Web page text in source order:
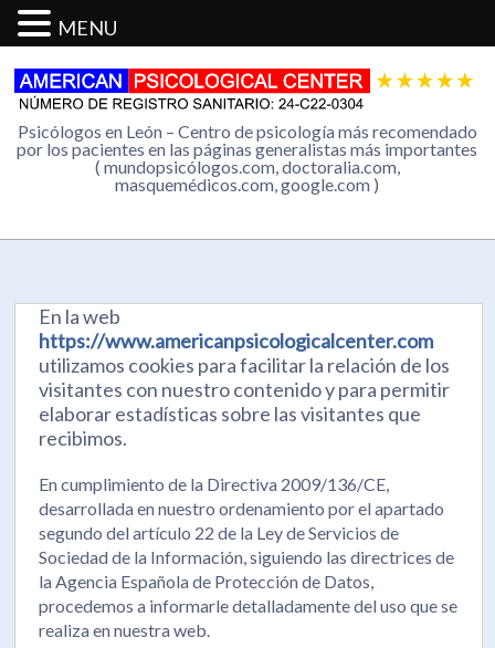
Psicólogos en León – Centro de psicología más recomendado
por los pacientes en las páginas generalistas más importantes
( mundopsicólogos.com, doctoralia.com,
masquemédicos.com, google.com )
En la web
https://www.americanpsicologicalcenter.com
utilizamos cookies para facilitar la relación de los
visitantes con nuestro contenido y para permitir
elaborar estadísticas sobre las visitantes que
recibimos.
En cumplimiento de la Directiva 2009/136/CE,
desarrollada en nuestro ordenamiento por el apartado
segundo del artículo 22 de la Ley de Servicios de
Sociedad de la Información, siguiendo las directrices de
la Agencia Española de Protección de Datos,
procedemos a informarle detalladamente del uso que se
realiza en nuestra web.
MENU